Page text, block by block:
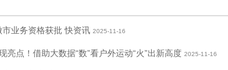
业务资格获批 快资讯 2025-11-16
亮点！借助大数据“数”看户外运动“火”出新高度 2025-11-16